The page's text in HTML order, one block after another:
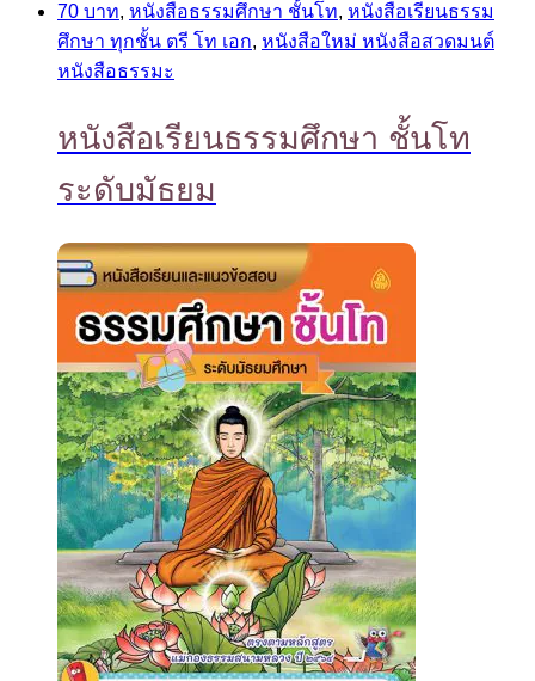
70 บาท, หนังสือธรรมศึกษา ชั้นโท, หนังสือเรียนธรรม
ศึกษา ทุกชั้น ตรี โท เอก, หนังสือใหม่ หนังสือสวดมนต์
หนังสือธรรมะ
หนังสือเรียนธรรมศึกษา ชั้นโท
ระดับมัธยม